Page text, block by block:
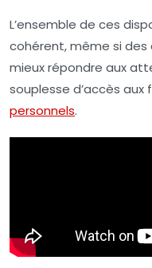
L’ensemble de ces
cohérent, même si
mieux répondre aux
souplesse d’accès
personnels.